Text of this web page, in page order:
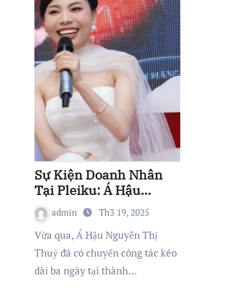
Sự Kiện Doanh Nhân
Tại Pleiku: Á Hậu
Nguyễn Thị Thuỷ Góp
Phần Xây Dựng Hệ Sinh
Thái Kinh Doanh Vững
Mạnh
admin Th3 19, 2025
Vừa qua, Á Hậu Nguyễn Thị
Thuỷ đã có chuyến công tác kéo
dài ba ngày tại thành…